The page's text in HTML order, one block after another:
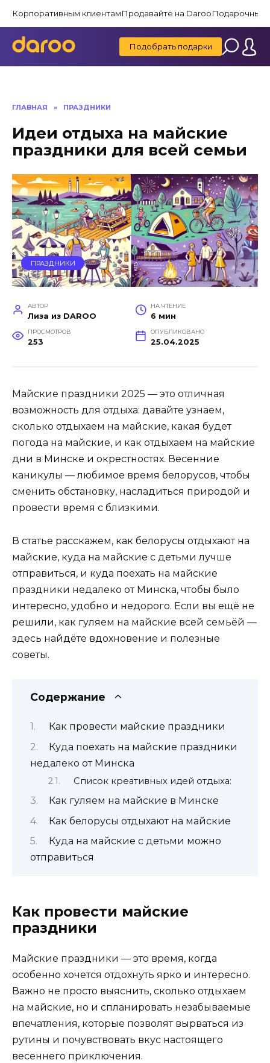
содержанию
Корпоративным клиентамПродавайте на DarooПодарочные
Подобрать подарки
ГЛАВНАЯ » ПРАЗДНИКИ
Идеи отдыха на майские
праздники для всей семьи
ПРАЗДНИКИ
АВТОР
Лиза из DAROO
НА ЧТЕНИЕ
6 мин
ПРОСМОТРОВ
253
ОПУБЛИКОВАНО
25.04.2025
Майские праздники 2025 — это отличная
возможность для отдыха: давайте узнаем,
сколько отдыхаем на майские, какая будет
погода на майские, и как отдыхаем на майские
дни в Минске и окрестностях. Весенние
каникулы — любимое время белорусов, чтобы
сменить обстановку, насладиться природой и
провести время с близкими.
В статье расскажем, как белорусы отдыхают на
майские, куда на майские с детьми лучше
отправиться, и куда поехать на майские
праздники недалеко от Минска, чтобы было
интересно, удобно и недорого. Если вы ещё не
решили, как гуляем на майские всей семьёй —
здесь найдёте вдохновение и полезные
советы.
Содержание
Как провести майские праздники
Куда поехать на майские праздники
недалеко от Минска
Список креативных идей отдыха:
Как гуляем на майские в Минске
Как белорусы отдыхают на майские
Куда на майские с детьми можно
отправиться
Как провести майские
праздники
Майские праздники — это время, когда
особенно хочется отдохнуть ярко и интересно.
Важно не просто выяснить, сколько отдыхаем
на майские, но и спланировать незабываемые
впечатления, которые позволят вырваться из
рутины и почувствовать вкус настоящего
весеннего приключения.